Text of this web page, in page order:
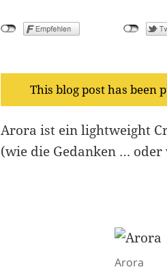
This blog post has been
Arora ist ein lightweight
(wie die Gedanken …
Arora